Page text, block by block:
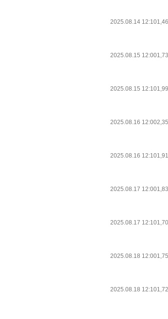
2025.08.14 12:10
2025.08.15 12:00
2025.08.15 12:10
2025.08.16 12:00
2025.08.16 12:10
2025.08.17 12:00
2025.08.17 12:10
2025.08.18 12:00
2025.08.18 12:10